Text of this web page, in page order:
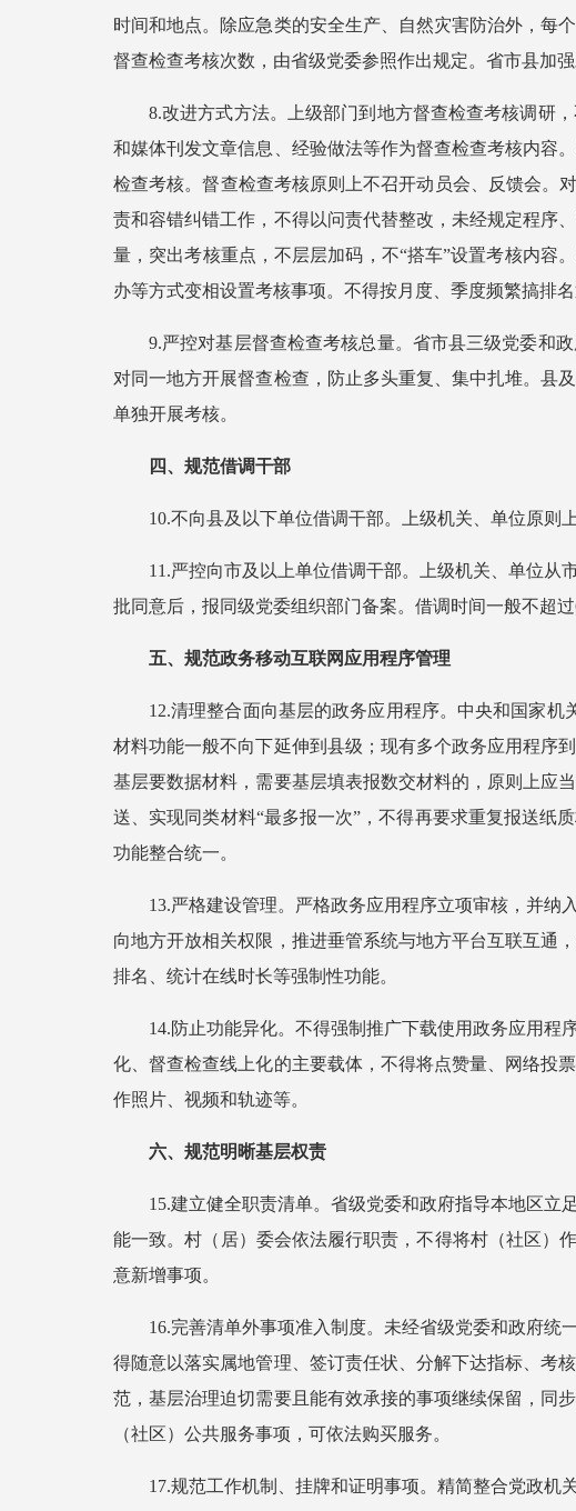
时间和地点。除应急类的安全生产、自然灾害防治外，每
督查检查考核次数，由省级党委参照作出规定。省市县加
8.改进方式方法。上级部门到地方督查检查考核调研
和媒体刊发文章信息、经验做法等作为督查检查考核内容
检查考核。督查检查考核原则上不召开动员会、反馈会。
责和容错纠错工作，不得以问责代替整改，未经规定程序
量，突出考核重点，不层层加码，不“搭车”设置考核内容
办等方式变相设置考核事项。不得按月度、季度频繁搞排
9.严控对基层督查检查考核总量。省市县三级党委和
对同一地方开展督查检查，防止多头重复、集中扎堆。县
单独开展考核。
四、规范借调干部
10.不向县及以下单位借调干部。上级机关、单位原则
11.严控向市及以上单位借调干部。上级机关、单位
批同意后，报同级党委组织部门备案。借调时间一般不超
五、规范政务移动互联网应用程序管理
12.清理整合面向基层的政务应用程序。中央和国家
材料功能一般不向下延伸到县级；现有多个政务应用程序
基层要数据材料，需要基层填表报数交材料的，原则上应
送、实现同类材料“最多报一次”，不得再要求重复报送纸
功能整合统一。
13.严格建设管理。严格政务应用程序立项审核，并
向地方开放相关权限，推进垂管系统与地方平台互联互通
排名、统计在线时长等强制性功能。
14.防止功能异化。不得强制推广下载使用政务应用
化、督查检查线上化的主要载体，不得将点赞量、网络投
作照片、视频和轨迹等。
六、规范明晰基层权责
15.建立健全职责清单。省级党委和政府指导本地区
能一致。村（居）委会依法履行职责，不得将村（社区）
意新增事项。
16.完善清单外事项准入制度。未经省级党委和政府
得随意以落实属地管理、签订责任状、分解下达指标、考
范，基层治理迫切需要且能有效承接的事项继续保留，同
（社区）公共服务事项，可依法购买服务。
17.规范工作机制、挂牌和证明事项。精简整合党政